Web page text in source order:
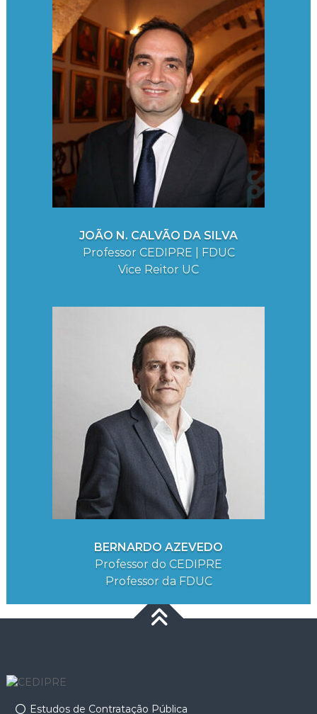
JOÃO N. CALVÃO DA SILVA
Professor CEDIPRE | FDUC
Vice Reitor UC
BERNARDO AZEVEDO
Professor do CEDIPRE
Professor da FDUC
Estudos de Contratação Pública